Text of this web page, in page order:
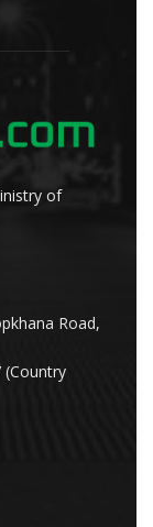
of
Road,
(Country